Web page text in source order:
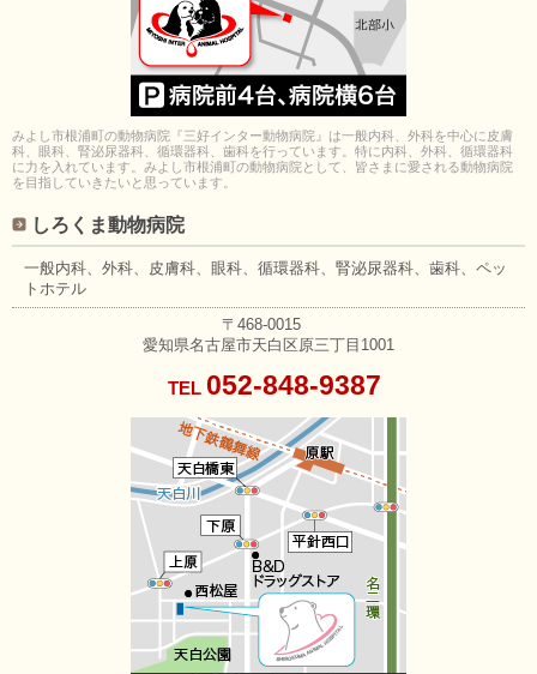
みよし市根浦町の動物病院『三好インター動物病院』は一般内科、外科を中心に皮膚
科、眼科、腎泌尿器科、循環器科、歯科を行っています。特に内科、外科、循環器科
に力を入れています。みよし市根浦町の動物病院として、皆さまに愛される動物病院
を目指していきたいと思っています。
しろくま動物病院
一般内科、外科、皮膚科、眼科、 循環器科、腎泌尿器科、歯科、 ペッ
トホテル
〒468-0015
愛知県名古屋市天白区原三丁目1001
TEL 052-848-9387